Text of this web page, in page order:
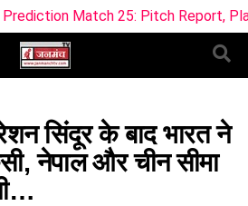
25: Pitch Report, Playing 11 &
सिंदूर के बाद भारत ने
नेपाल और चीन सीमा